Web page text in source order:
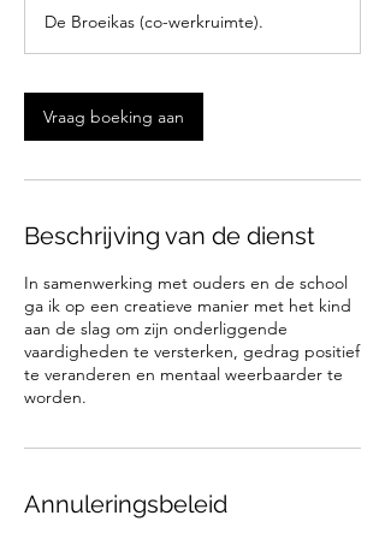
De Broeikas (co-werkruimte).
Vraag boeking aan
Beschrijving van de dienst
In samenwerking met ouders en de school
ga ik op een creatieve manier met het kind
aan de slag om zijn onderliggende
vaardigheden te versterken, gedrag positief
te veranderen en mentaal weerbaarder te
worden.
Annuleringsbeleid